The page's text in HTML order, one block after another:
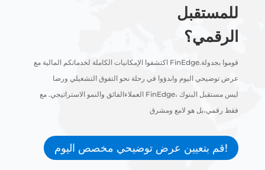
للمستقبل
الرقمي؟
اكتشفوا الإمكانيات الكاملة لخدماتكم المالية مع FinEdge.قوموا بجدولة
عرض توضيحي اليوم وابدؤوا في رحلة نحو التفوق التشغيلي ورضا
العملاءالفائق والنمو الاستراتيجي. مع FinEdge، ليس مستقبل البنوك
فقط رقمي،بل هو لامع ومشرق
قم بتعيين عرض توضيحي مخصص اليوم!